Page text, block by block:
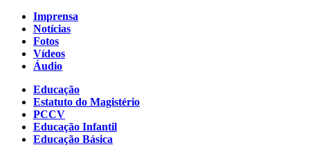
Imprensa
Notícias
Fotos
Vídeos
Áudio
Educação
Estatuto do Magistério
PCCV
Educação Infantil
Educação Básica